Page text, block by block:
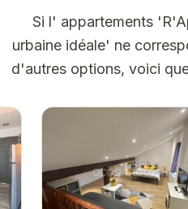
Si l' appartements
urbaine idéale' ne
d'autres options, voici